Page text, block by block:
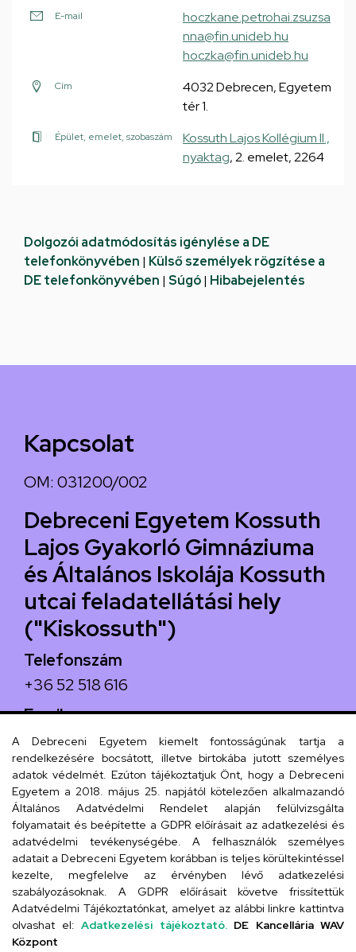
E-mail
hoczkane.petrohai.zsuzsa
nna@fin.unideb.hu
hoczka@fin.unideb.hu
Cím
4032 Debrecen, Egyetem
tér 1.
Épület, emelet, szobaszám
Kossuth Lajos Kollégium II.,
nyaktag, 2. emelet, 2264
Dolgozói adatmódosítás igénylése a DE
telefonkönyvében | Külső személyek rögzítése a
DE telefonkönyvében | Súgó| Hibabejelentés
Kapcsolat
OM: 031200/002
Debreceni Egyetem Kossuth
Lajos Gyakorló Gimnáziuma
és Általános Iskolája Kossuth
utcai feladatellátási hely
("Kiskossuth")
Telefonszám
+36 52 518 616
Email
iskola@kossuth-alt.unideb.hu
Cím
4024 Debrecen, Kossuth utca 33.
Szervezeti telefonkönyv
UD telefonkönyv
A Debreceni Egyetem kiemelt fontosságúnak tartja a
rendelkezésére bocsátott, illetve birtokába jutott személyes
adatok védelmét. Ezúton tájékoztatjuk Önt, hogy a Debreceni
Egyetem a 2018. május 25. napjától kötelezően alkalmazandó
Általános Adatvédelmi Rendelet alapján felülvizsgálta
folyamatait és beépítette a GDPR előírásait az adatkezelési és
adatvédelmi tevékenységébe. A felhasználók személyes
adatait a Debreceni Egyetem korábban is teljes körültekintéssel
kezelte, megfelelve az érvényben lévő adatkezelési
szabályozásoknak. A GDPR előírásait követve frissítettük
Adatvédelmi Tájékoztatónkat, amelyet az alábbi linkre kattintva
olvashat el: Adatkezelési tájékoztató. DE Kancellária WAV
Központ